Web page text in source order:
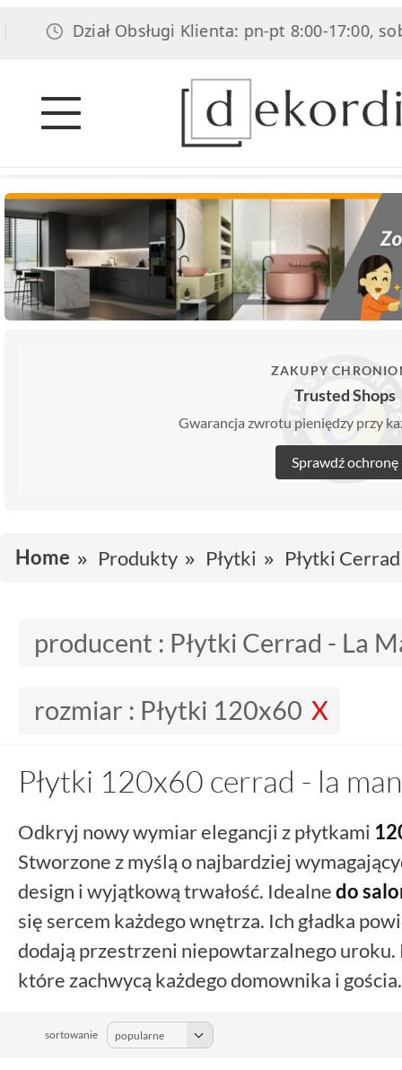
Dział Obsługi Klienta: pn-pt 8:00-17:00, sob 8:00-
ZAKUPY
Trusted Shops
Gwarancja zwrotu pieniędzy przy
Sprawdź ochronę
Home Produkty Płytki Płytki
producent : Płytki Cerrad - La
rozmiar : Płytki 120x60
Płytki 120x60 cerrad - la
Odkryj nowy wymiar elegancji z płytkami
Stworzone z myślą o najbardziej
design i wyjątkową trwałość. Idealnedo
się sercem każdego wnętrza. Ich gładka
dodają przestrzeni niepowtarzalnego uroku.
które zachwycą każdego domownika i gościa.
sortowanie